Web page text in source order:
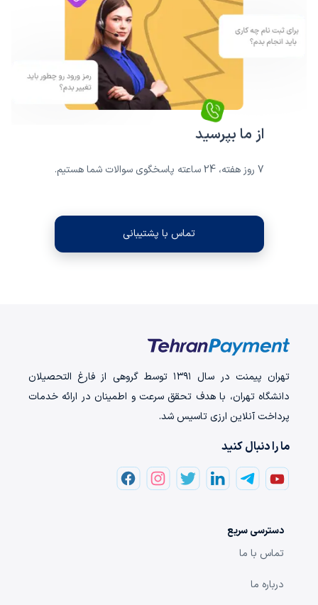
از ما بپرسید
7 روز هفته، 24 ساعته پاسخگوی سوالات شما هستیم.
تماس با پشتیبانی
تهران‌ پیمنت در سال ۱۳۹۱ توسط گروهی از فارغ التحصیلان
دانشگاه تهران، با هدف تحقق سرعت و اطمینان در ارائه خدمات
پرداخت‌ آنلاین ارزی تاسیس شد.
ما را دنبال کنید
دسترسی سریع
تماس با ما
درباره ما